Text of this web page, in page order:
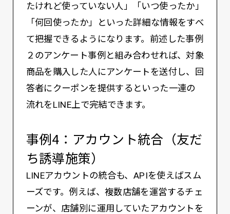
たけれど使っていない人」「いつ使ったか」
「何回使ったか」といった詳細な情報をすべ
て把握できるようになります。前述した事例
２のアンケート事例と組み合わせれば、対象
商品を購入した人にアンケートを送付し、回
答者にクーポンを提供するといった一連の
流れをLINE上で完結できます。
事例4：アカウント統合（友だ
ち誘導施策）
LINEアカウントの統合も、APIを使えばスム
ーズです。例えば、複数店舗を運営するチェ
ーンが、店舗別に運用していたアカウントを